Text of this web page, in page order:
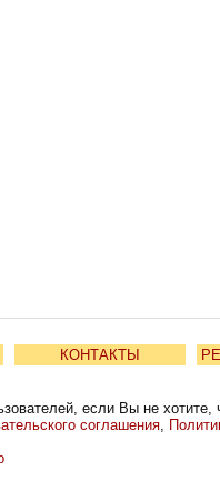
КОНТАКТЫ
если Вы не
соглашения,